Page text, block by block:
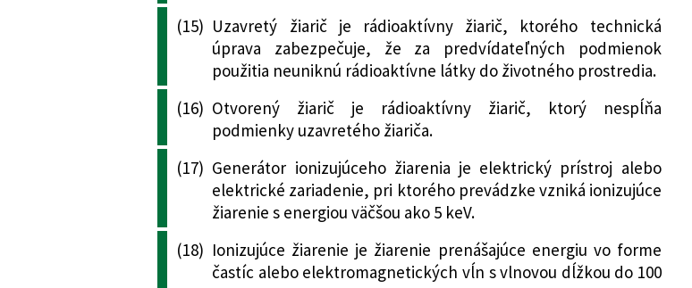
(15) Uzavretý žiarič je rádioaktívny žiarič, ktorého technická
úprava zabezpečuje, že za predvídateľných podmienok
použitia neuniknú rádioaktívne látky do životného prostredia.
(16) Otvorený žiarič je rádioaktívny žiarič, ktorý nespĺňa
podmienky uzavretého žiariča.
(17) Generátor ionizujúceho žiarenia je elektrický prístroj alebo
elektrické zariadenie, pri ktorého prevádzke vzniká ionizujúce
žiarenie s energiou väčšou ako 5 keV.
(18) Ionizujúce žiarenie je žiarenie prenášajúce energiu vo forme
častíc alebo elektromagnetických vĺn s vlnovou dĺžkou do 100